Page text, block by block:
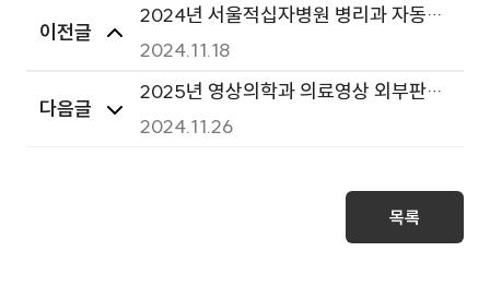
이전글
2024년 서울적십자병원 병리과 자동조
직처리기 입찰 공고(2차 재공고)
2024.11.18
다음글
2025년 영상의학과 의료영상 외부판독
용역 입찰 공고
2024.11.26
목록